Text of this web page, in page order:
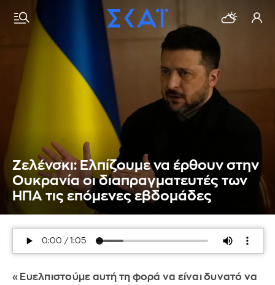
Ζελένσκι: Ελπίζουμε να έρθουν στην
Ουκρανία οι διαπραγματευτές των
ΗΠΑ τις επόμενες εβδομάδες
«Ευελπιστούμε αυτή τη φορά να είναι δυνατό να